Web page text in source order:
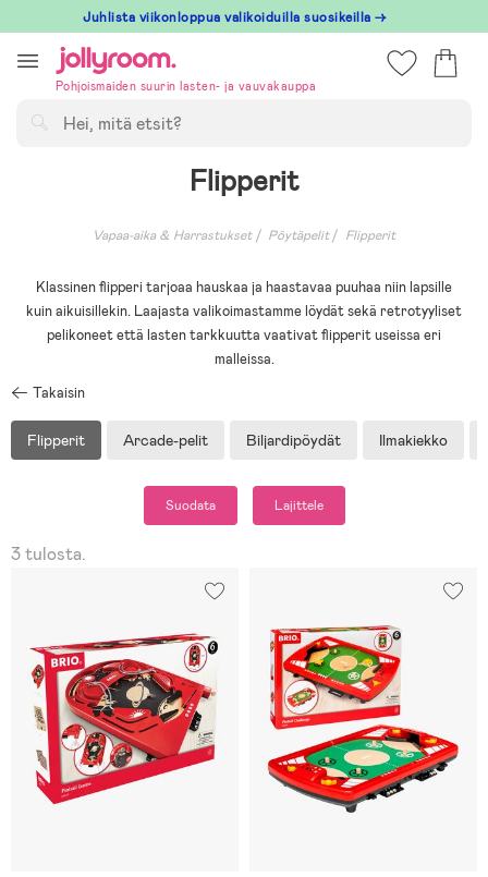
till
innehållet
Juhlista viikonloppua valikoiduilla suosikeilla →
Pohjoismaiden suurin lasten- ja vauvakauppa
Flipperit
Vapaa-aika & Harrastukset Pöytäpelit Flipperit
Klassinen flipperi tarjoaa hauskaa ja haastavaa puuhaa niin lapsille
kuin aikuisillekin. Laajasta valikoimastamme löydät sekä retrotyyliset
pelikoneet että lasten tarkkuutta vaativat flipperit useissa eri
malleissa.
Takaisin
Flipperit Arcade-pelit Biljardipöydät Ilmakiekko
Suodata Lajittele
3 tulosta.